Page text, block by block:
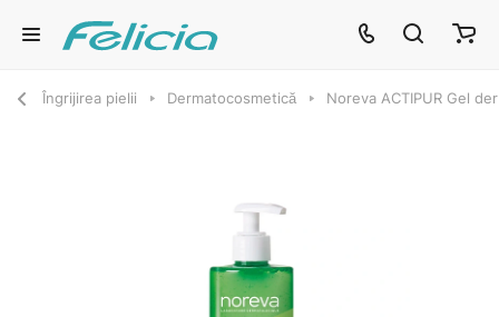
Îngrijirea pielii Dermatocosmetică Noreva ACTIPUR Gel